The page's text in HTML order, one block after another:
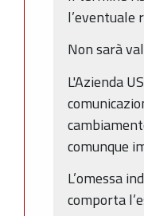
l’eventuale
Non sarà
L'Azienda
comunque
L’omessa
comporta